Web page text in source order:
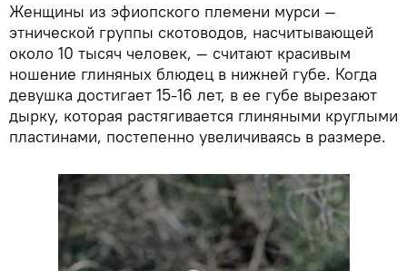
Женщины из эфиопского племени мурси —
этнической группы скотоводов, насчитывающей
около 10 тысяч человек, — считают красивым
ношение глиняных блюдец в нижней губе. Когда
девушка достигает 15-16 лет, в ее губе вырезают
дырку, которая растягивается глиняными круглыми
пластинами, постепенно увеличиваясь в размере.